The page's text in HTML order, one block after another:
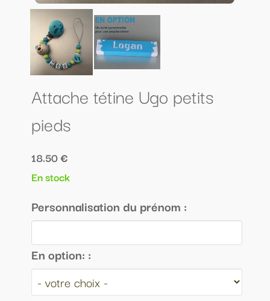
Attache tétine Ugo petits
pieds
18.50 €
En stock
Personnalisation du prénom :
En option: :